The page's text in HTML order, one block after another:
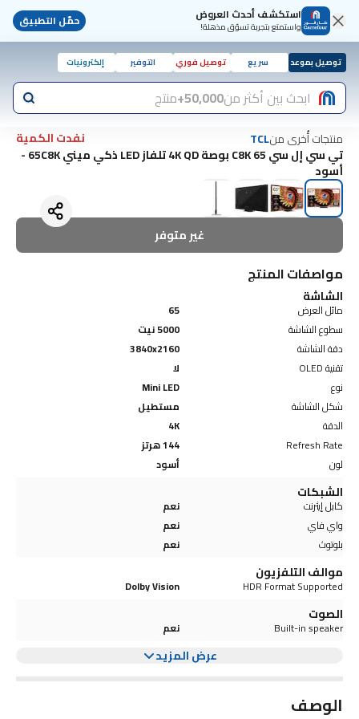
استكشف أحدث العروض
واستمتع بتجربة تسوّق مذهلة! حمّل التطبيق
توصيل بموعد سريع توصيل فوري التوفير إلكترونيات
ابحث بين أكثر من50,000+ منتج
منتجات أُخرى منTCL
نفدت الكمية
تي سي إل سي C8K 65 بوصة 4K QD تلفاز LED ذكي ميني 65C8K -
أسود
غير متوفر
مواصفات المنتج
الشاشة
مائل العرض
65
سطوع الشاشة
5000 نيت
دقة الشاشة
3840x2160
تقنية OLED
لا
نوع
Mini LED
شكل الشاشة
مستطيل
الدقة
4K
Refresh Rate
144 هرتز
لون
أسود
الشبكات
كابل إيثرنت
نعم
واي فاي
نعم
بلوتوث
نعم
موالف التلفزيون
HDR Format Supported
Dolby Vision
الصوت
Built-in speaker نعم
عرض المزيد
الوصف